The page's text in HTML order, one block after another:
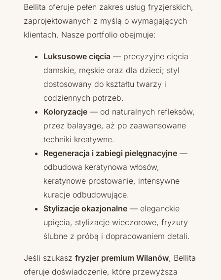
Bellita oferuje pełen zakres usług fryzjerskich,
zaprojektowanych z myślą o wymagających
klientach. Nasze portfolio obejmuje:
Luksusowe cięcia — precyzyjne cięcia
damskie, męskie oraz dla dzieci; styl
dostosowany do kształtu twarzy i
codziennych potrzeb.
Koloryzacje — od naturalnych refleksów,
przez balayage, aż po zaawansowane
techniki kreatywne.
Regeneracja i zabiegi pielęgnacyjne —
odbudowa keratynowa włosów,
keratynowe prostowanie, intensywne
kuracje odbudowujące.
Stylizacje okazjonalne — eleganckie
upięcia, stylizacje wieczorowe, fryzury
ślubne z próbą i dopracowaniem detali.
Jeśli szukasz fryzjer premium Wilanów, Bellita
oferuje doświadczenie, które przewyższa